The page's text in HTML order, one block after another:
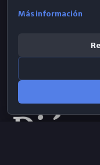
Más información